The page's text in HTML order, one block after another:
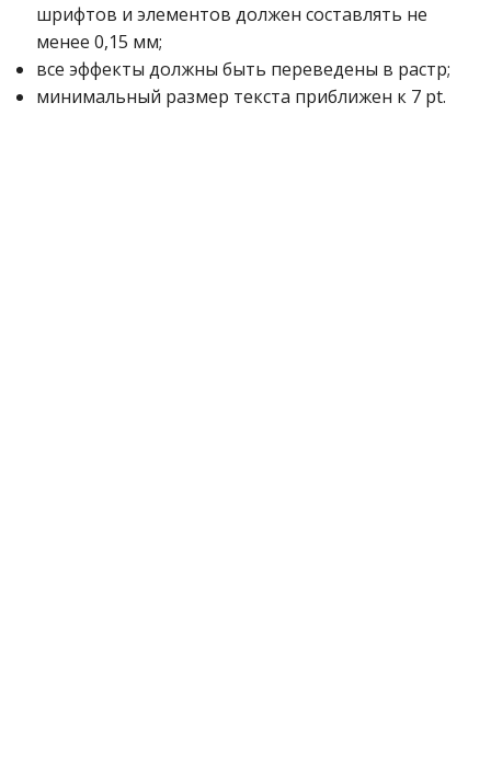
шрифтов и элементов должен составлять не
менее 0,15 мм;
все эффекты должны быть переведены в растр;
минимальный размер текста приближен к 7 pt.